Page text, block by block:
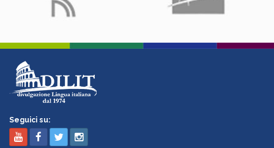
Seguici su: